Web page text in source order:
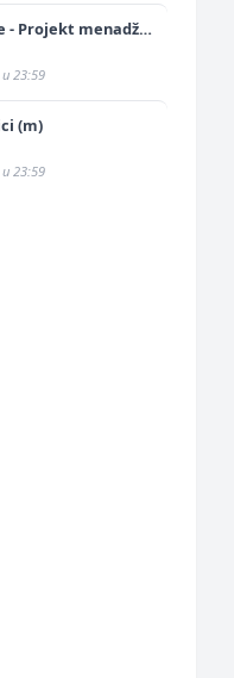
Projekt menadžer
23:59
(m)
23:59